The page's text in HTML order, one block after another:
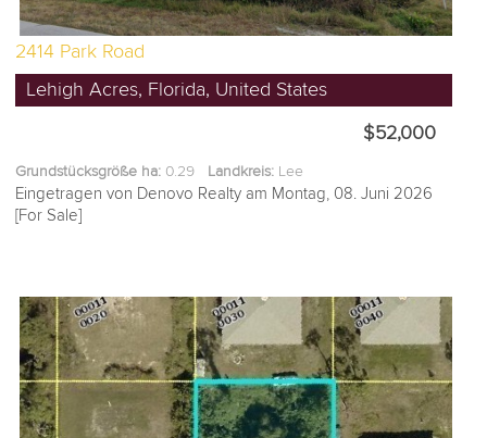
2414 Park Road
Lehigh Acres, Florida, United States
$52,000
Grundstücksgröße ha: 0.29 Landkreis: Lee
Eingetragen von Denovo Realty am Montag, 08. Juni 2026
[For Sale]